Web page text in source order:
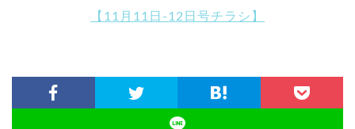
【11月11日-12日号チラシ】